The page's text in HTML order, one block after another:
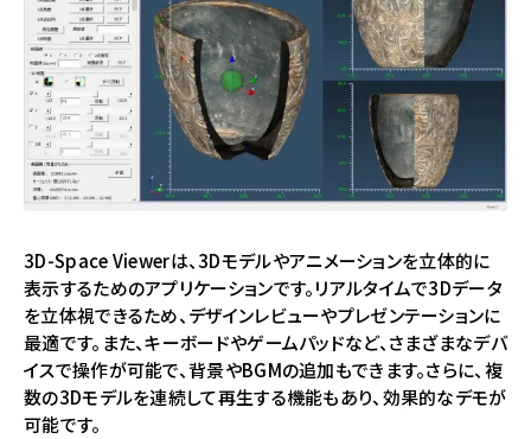
3D-Space Viewerは、3Dモデルやアニメーションを立体的に
表示するためのアプリケーションです。リアルタイムで3Dデータ
を立体視できるため、デザインレビューやプレゼンテーションに
最適です。また、キーボードやゲームパッドなど、さまざまなデバ
イスで操作が可能で、背景やBGMの追加もできます。さらに、複
数の3Dモデルを連続して再生する機能もあり、効果的なデモが
可能です。